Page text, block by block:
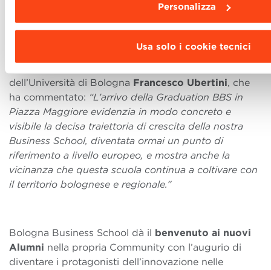
Personalizza
Usa solo i cookie tecnici
La Graduation 2019 si è conclusa con il conferimento
dell’Università di Bologna Francesco Ubertini, che
ha commentato: “L’arrivo della Graduation BBS in
Piazza Maggiore evidenzia in modo concreto e
visibile la decisa traiettoria di crescita della nostra
Business School, diventata ormai un punto di
riferimento a livello europeo, e mostra anche la
vicinanza che questa scuola continua a coltivare con
il territorio bolognese e regionale.”
Bologna Business School dà il benvenuto ai nuovi
Alumni nella propria Community con l’augurio di
diventare i protagonisti dell’innovazione nelle